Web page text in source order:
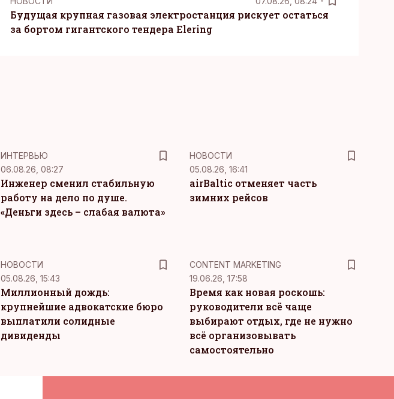
Будущая крупная газовая электростанция рискует остаться
за бортом гигантского тендера Elering
ИНТЕРВЬЮ
06.08.26, 08:27
Инженер сменил стабильную
работу на дело по душе.
«Деньги здесь – слабая валюта»
НОВОСТИ
05.08.26, 16:41
airBaltic отменяет часть
зимних рейсов
НОВОСТИ
05.08.26, 15:43
Миллионный дождь:
крупнейшие адвокатские бюро
выплатили солидные
дивиденды
KM
CONTENT MARKETING
19.06.26, 17:58
Время как новая роскошь:
руководители всё чаще
выбирают отдых, где не нужно
всё организовывать
самостоятельно